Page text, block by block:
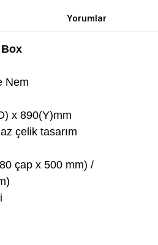
Yorumlar
Nem
x 890(Y)mm
çelik tasarım
çap x 500 mm) /